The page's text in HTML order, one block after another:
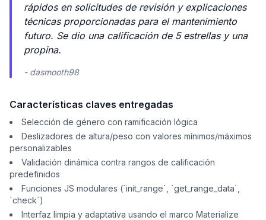
rápidos en solicitudes de revisión y explicaciones
técnicas proporcionadas para el mantenimiento
futuro. Se dio una calificación de 5 estrellas y una
propina.
- dasmooth98
Características claves entregadas
Selección de género con ramificación lógica
Deslizadores de altura/peso con valores mínimos/máximos
personalizables
Validación dinámica contra rangos de calificación
predefinidos
Funciones JS modulares (`init_range`, `get_range_data`,
`check`)
Interfaz limpia y adaptativa usando el marco Materialize